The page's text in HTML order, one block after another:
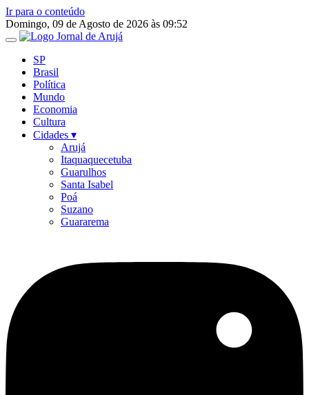
Ir para o conteúdo
Domingo, 09 de Agosto de 2026 às 09:52
SP
Brasil
Política
Mundo
Economia
Cultura
Cidades ▾
Arujá
Itaquaquecetuba
Guarulhos
Santa Isabel
Poá
Suzano
Guararema